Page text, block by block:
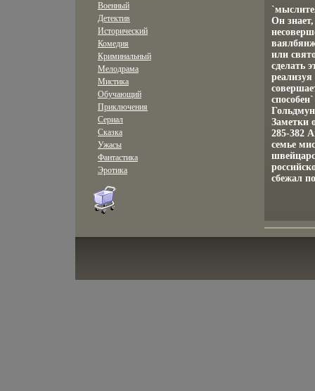
Военный
Детектив
Исторический
Комедия
Криминальный
Мелодрама
Мистика
Обучающий
Приключения
Сериал
Сказка
Ужасы
Фантастика
Эротика
Он
или
сделать
Заметки
285-382
семье
сбежал